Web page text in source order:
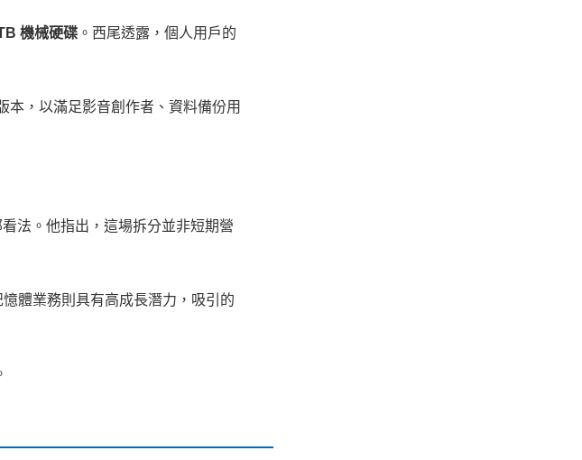
機械硬碟 。西尾透露，個人用戶的
本，以滿足影音創作者、資料備份用
法。他指出，這場拆分並非短期營
體業務則具有高成長潛力，吸引的